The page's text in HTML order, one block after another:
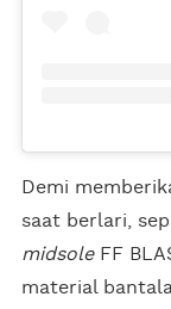
Demi
saat berlari,
midsoleFF
material